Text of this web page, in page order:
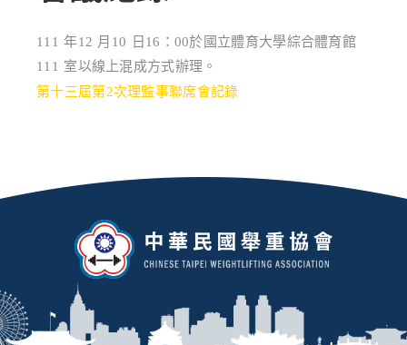
111 年12 月10 日16：00於國立體育大學綜合體育館
111 室以線上混成方式辦理。
第十三屆第2次理監事聯席會記錄